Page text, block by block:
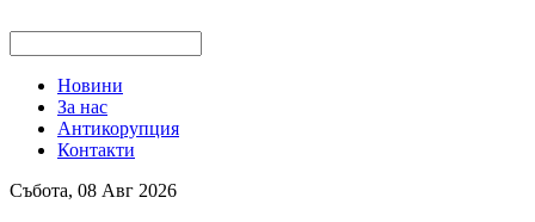
Новини
За нас
Антикорупция
Контакти
Събота, 08 Авг 2026